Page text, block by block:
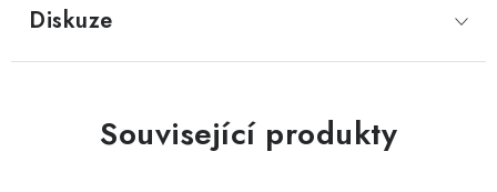
Diskuze
Související produkty